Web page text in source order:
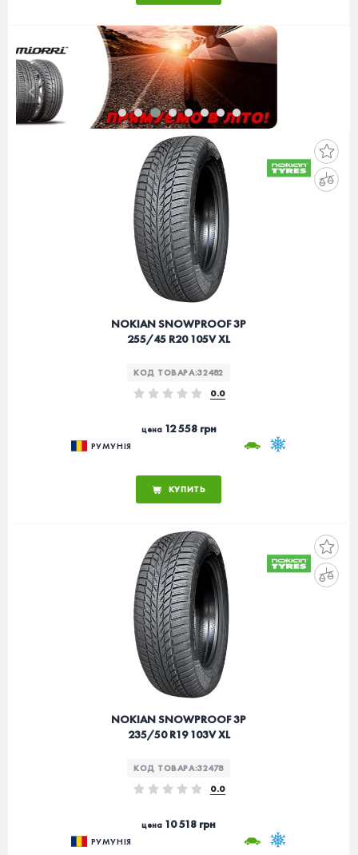
NOKIAN SNOWPROOF 3P
255/45 R20 105V XL
КОД ТОВАРА:32482
0.0
цена12 558 грн
РУМУНІЯ
КУПИТЬ
NOKIAN SNOWPROOF 3P
235/50 R19 103V XL
КОД ТОВАРА:32478
0.0
цена 10 518 грн
РУМУНІЯ